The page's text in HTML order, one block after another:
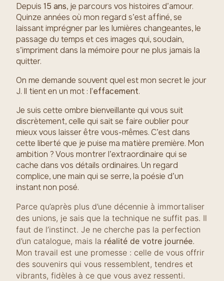
Depuis 15 ans, je parcours vos histoires d’amour.
Quinze années où mon regard s’est affiné, se
laissant imprégner par les lumières changeantes, le
passage du temps et ces images qui, soudain,
s’impriment dans la mémoire pour ne plus jamais la
quitter.
On me demande souvent quel est mon secret le jour
J. Il tient en un mot : l’effacement.
Je suis cette ombre bienveillante qui vous suit
discrètement, celle qui sait se faire oublier pour
mieux vous laisser être vous-mêmes. C’est dans
cette liberté que je puise ma matière première. Mon
ambition ? Vous montrer l’extraordinaire qui se
cache dans vos détails ordinaires. Un regard
complice, une main qui se serre, la poésie d’un
instant non posé.
Parce qu’après plus d’une décennie à immortaliser
des unions, je sais que la technique ne suffit pas. Il
faut de l’instinct. Je ne cherche pas la perfection
d’un catalogue, mais la réalité de votre journée.
Mon travail est une promesse : celle de vous offrir
des souvenirs qui vous ressemblent, tendres et
vibrants, fidèles à ce que vous avez ressenti.